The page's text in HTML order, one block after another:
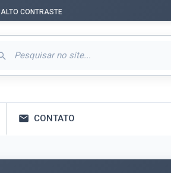
ALTO CONTRASTE
CONTATO